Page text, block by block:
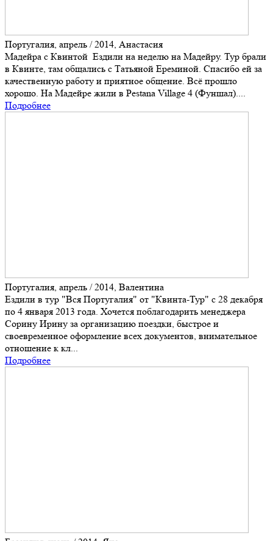
Португалия, апрель / 2014, Анастасия
Мадейра с Квинтой Ездили на неделю на Мадейру. Тур брали
в Квинте, там общались с Татьяной Ереминой. Спасибо ей за
качественную работу и приятное общение. Всё прошло
хорошо. На Мадейре жили в Pestana Village 4 (Фуншал)....
Подробнее
Португалия, апрель / 2014, Валентина
Ездили в тур "Вся Португалия" от "Квинта-Тур" с 28 декабря
по 4 января 2013 года. Хочется поблагодарить менеджера
Сорину Ирину за организацию поездки, быстрое и
своевременное оформление всех документов, внимательное
отношение к кл...
Подробнее